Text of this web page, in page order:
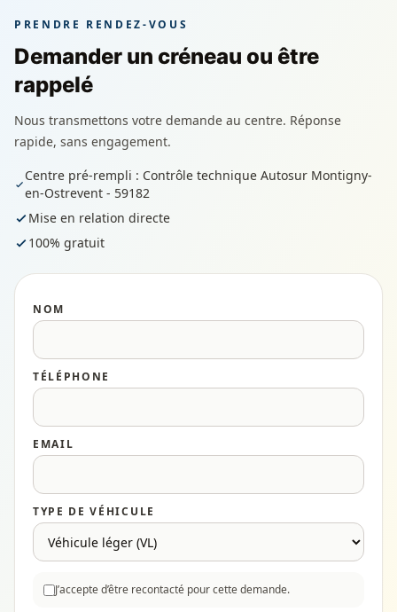
PRENDRE RENDEZ-VOUS
Demander un créneau ou être
rappelé
Nous transmettons votre demande au centre. Réponse
rapide, sans engagement.
Centre pré-rempli : Contrôle technique Autosur Montigny-
en-Ostrevent - 59182
Mise en relation directe
100% gratuit
NOM
TÉLÉPHONE
EMAIL
TYPE DE VÉHICULE
J’accepte d’être recontacté pour cette demande.